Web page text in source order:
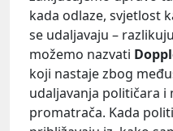
kada odlaze, svjetlost
se udaljavaju –
možemo nazvati
koji nastaje zbog
udaljavanja političara i
promatrača. Kada